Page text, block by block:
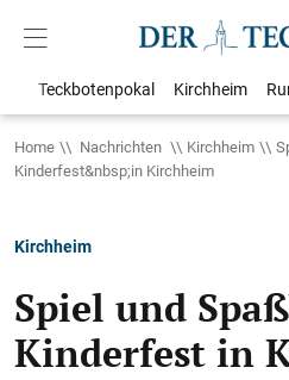
Teckbotenpokal Kirchheim
Home Nachrichten Kirchheim
Kinderfest&nbsp;in Kirchheim
Kirchheim
Spiel und
Kinderfest in